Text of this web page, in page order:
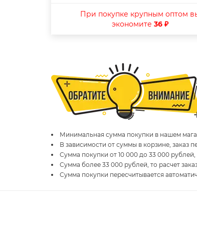
При покупке крупным оптом
экономите 36 ₽
Минимальная сумма покупки в нашем
В зависимости от суммы в корзине, заказ
Сумма покупки от 10 000 до 33 000 рублей,
Сумма более 33 000 рублей, то расчет
Сумма покупки пересчитывается